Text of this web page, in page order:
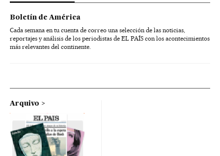
Boletín de América
Cada semana en tu cuenta de correo una selección de las noticias,
reportajes y análisis de los periodistas de EL PAÍS con los acontecimientos
más relevantes del continente.
Arquivo